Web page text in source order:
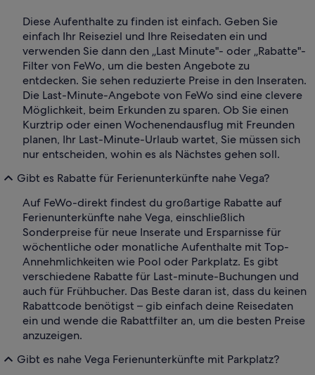
Diese Aufenthalte zu finden ist einfach. Geben Sie
einfach Ihr Reiseziel und Ihre Reisedaten ein und
verwenden Sie dann den „Last Minute"- oder „Rabatte"-
Filter von FeWo, um die besten Angebote zu
entdecken. Sie sehen reduzierte Preise in den Inseraten.
Die Last-Minute-Angebote von FeWo sind eine clevere
Möglichkeit, beim Erkunden zu sparen. Ob Sie einen
Kurztrip oder einen Wochenendausflug mit Freunden
planen, Ihr Last-Minute-Urlaub wartet, Sie müssen sich
nur entscheiden, wohin es als Nächstes gehen soll.
Gibt es Rabatte für Ferienunterkünfte nahe Vega?
Auf FeWo-direkt findest du großartige Rabatte auf
Ferienunterkünfte nahe Vega, einschließlich
Sonderpreise für neue Inserate und Ersparnisse für
wöchentliche oder monatliche Aufenthalte mit Top-
Annehmlichkeiten wie Pool oder Parkplatz. Es gibt
verschiedene Rabatte für Last-minute-Buchungen und
auch für Frühbucher. Das Beste daran ist, dass du keinen
Rabattcode benötigst – gib einfach deine Reisedaten
ein und wende die Rabattfilter an, um die besten Preise
anzuzeigen.
Gibt es nahe Vega Ferienunterkünfte mit Parkplatz?